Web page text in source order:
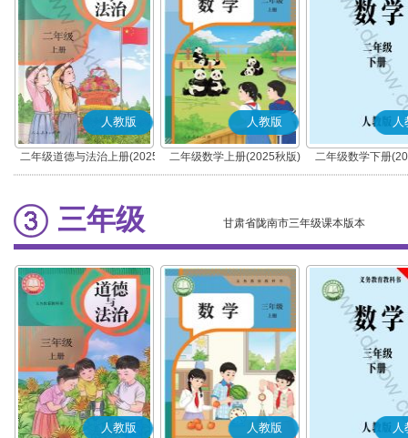
人教版
二年级道德与法治上册(2025
秋版)(部编版)
人教版
二年级数学上册(2025秋版)
人
二年级数学下册
三年级 甘肃省陇南市三年级课本版本
人教版 人教版 人